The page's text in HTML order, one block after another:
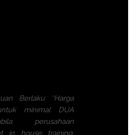
Berlaku
*Harga
minimal DUA
perusahaan
in house training,